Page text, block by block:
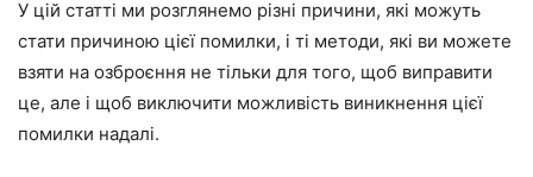
У цій статті ми розглянемо різні причини, які можуть
стати причиною цієї помилки, і ті методи, які ви можете
взяти на озброєння не тільки для того, щоб виправити
це, але і щоб виключити можливість виникнення цієї
помилки надалі.